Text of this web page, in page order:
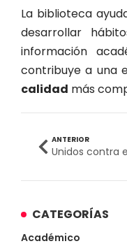
La biblioteca
desarrollar
información
contribuye a una
calidad más
ANTERIOR
CATEGORÍAS
Académico